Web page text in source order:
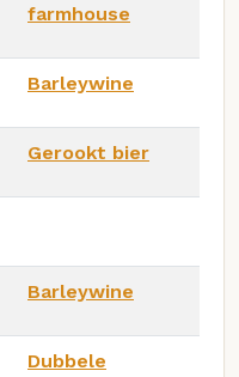
farmhouse
Barleywine
Gerookt bier
Barleywine
Dubbele